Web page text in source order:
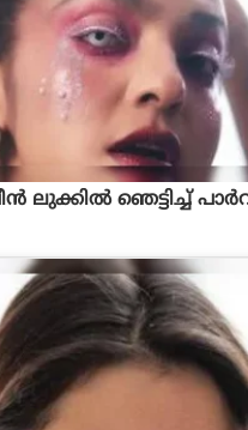
ലുക്കിൽ ഞെട്ടിച്ച്